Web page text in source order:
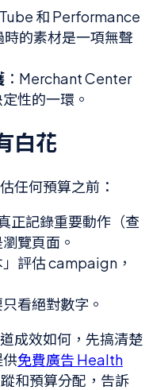
和 Performance
的素材是一項無聲
：Merchant Center
性的一環。
白花
任何預算之前：
正記錄重要動作（查
覽頁面。
評估 campaign，
看絕對數字。
成效如何，先搞清楚
免費廣告 Health
和預算分配，告訴